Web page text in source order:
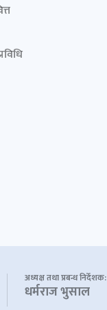
अध्यक्ष तथा प्रबन्ध निर्देशक:
धर्मराज भुसाल